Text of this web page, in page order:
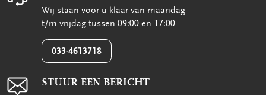
Wij staan voor u klaar van maandag
t/m vrijdag tussen 09:00 en 17:00
033-4613718
STUUR EEN BERICHT